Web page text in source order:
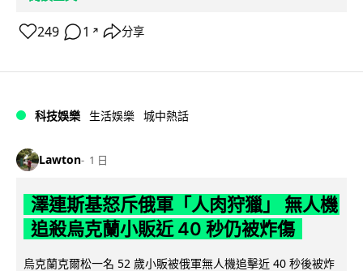
249 1 ↗ 分享
科技娛樂 生活娛樂 城中熱話
Lawton 1 日
澤連斯基怒斥俄軍「人肉狩獵」 無人機
追殺烏克蘭小販近 40 秒仍被炸傷
烏克蘭克爾松一名 52 歲小販被俄軍無人機追擊近 40 秒後被炸